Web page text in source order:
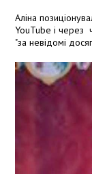
Аліна
YouTube і через
"за невідомі